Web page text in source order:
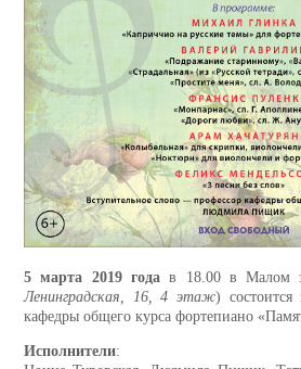
5 марта 2019 годав 18.00 в Малом
Ленинградская, 16, 4 этаж) состоится
кафедры общего курса фортепиано
Исполнители: